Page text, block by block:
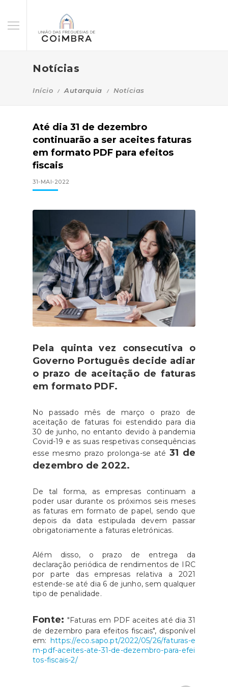
Notícias
Início Autarquia Notícias
Até dia 31 de dezembro
continuarão a ser aceites faturas
em formato PDF para efeitos
fiscais
31-MAI-2022
Pela quinta vez consecutiva o
Governo Português decide adiar
o prazo de aceitação de faturas
em formato PDF.
No passado mês de março o prazo de
aceitação de faturas foi estendido para dia
30 de junho, no entanto devido à pandemia
Covid-19 e as suas respetivas consequências
esse mesmo prazo prolonga-se até 31 de
dezembro de 2022.
De tal forma, as empresas continuam a
poder usar durante os próximos seis meses
as faturas em formato de papel, sendo que
depois da data estipulada devem passar
obrigatoriamente a faturas eletrónicas.
Além disso, o prazo de entrega da
declaração periódica de rendimentos de IRC
por parte das empresas relativa a 2021
estende-se até dia 6 de junho, sem qualquer
tipo de penalidade.
Fonte: "Faturas em PDF aceites até dia 31
de dezembro para efeitos fiscais", disponível
em:
https://eco.sapo.pt/2022/05/26/faturas-e
m-pdf-aceites-ate-31-de-dezembro-para-efei
tos-fiscais-2/